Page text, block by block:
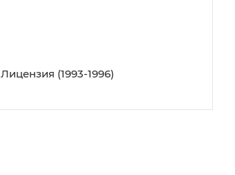
Лицензия (1993-1996)